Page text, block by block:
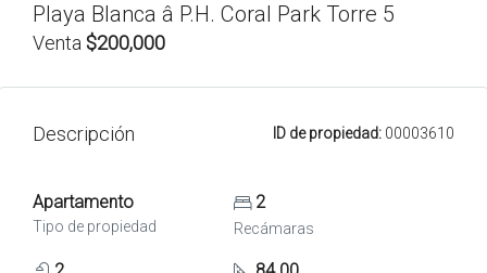
Playa Blanca â P.H. Coral Park Torre 5
Venta $200,000
Descripción ID de propiedad: 00003610
Apartamento
Tipo de propiedad
2
Recámaras